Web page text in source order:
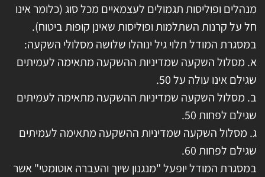
מנהלים ופוליסות תגמולים לעצמאיים מכל סוג (כלומר אינו
חל על קרנות השתלמות ופוליסות שאינן קופות ביטוח).
במסגרת המודל תלוי גיל ינוהלו שלושה מסלולי השקעה:
א. מסלול השקעה שמדיניות ההשקעה מתאימה לעמיתים
שגילם אינו עולה על 50.
ב. מסלול השקעה שמדיניות ההשקעה מתאימה לעמיתים
שגילם לפחות 50.
ג. מסלול השקעה שמדיניות ההשקעה מתאימה לעמיתים
שגילם לפחות 60.
במסגרת המודל יופעל "מנגנון שיוך והעברה אוטומטי" אשר